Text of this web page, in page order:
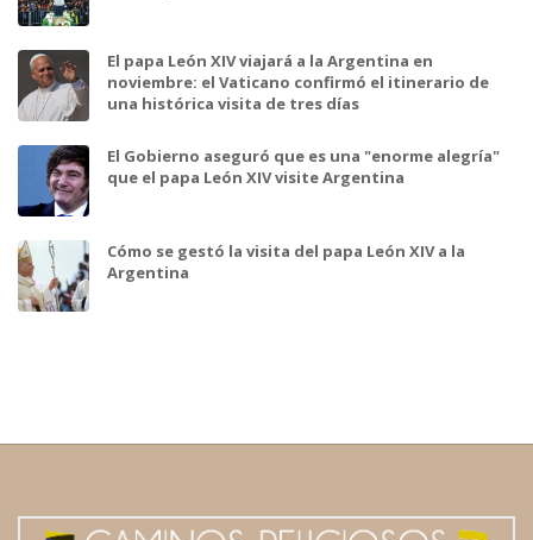
El papa León XIV viajará a la Argentina en
noviembre: el Vaticano confirmó el itinerario de
una histórica visita de tres días
El Gobierno aseguró que es una "enorme alegría"
que el papa León XIV visite Argentina
Cómo se gestó la visita del papa León XIV a la
Argentina